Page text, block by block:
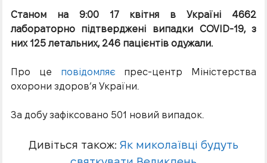
Станом на 9:00 17 квітня в Україні 4662
лабораторно підтверджені випадки COVID-19, з
них 125 летальних, 246 пацієнтів одужали.
Про це повідомляє прес-центр Міністерства
охорони здоров’я України.
За добу зафіксовано 501 новий випадок.
Дивіться також: Як миколаївці будуть